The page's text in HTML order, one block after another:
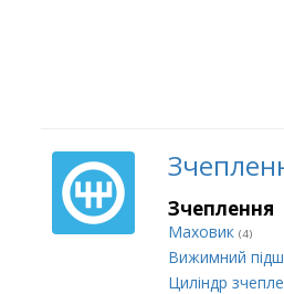
Зчеплення
Маховик (4)
Вижимний
Циліндр